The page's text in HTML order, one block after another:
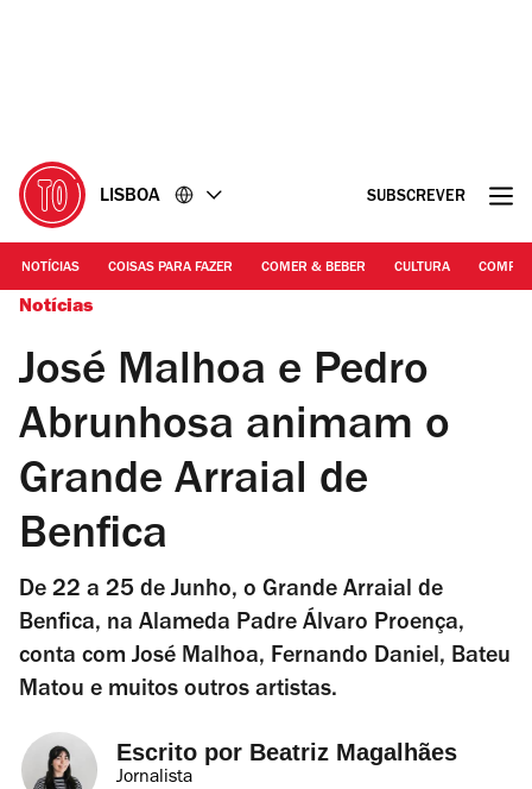
LISBOA SUBSCREVER
NOTÍCIAS COISAS PARA FAZER COMER & BEBER CULTURA
Notícias
José Malhoa e Pedro
Abrunhosa animam o
Grande Arraial de
Benfica
De 22 a 25 de Junho, o Grande Arraial de
Benfica, na Alameda Padre Álvaro Proença,
conta com José Malhoa, Fernando Daniel, Bateu
Matou e muitos outros artistas.
Escrito por Beatriz Magalhães
Jornalista